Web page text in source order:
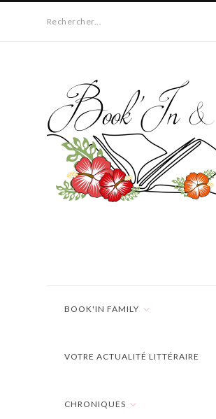
Rechercher...
BOOK'IN FAMILY
VOTRE ACTUALITÉ LITTÉRAIRE
CHRONIQUES